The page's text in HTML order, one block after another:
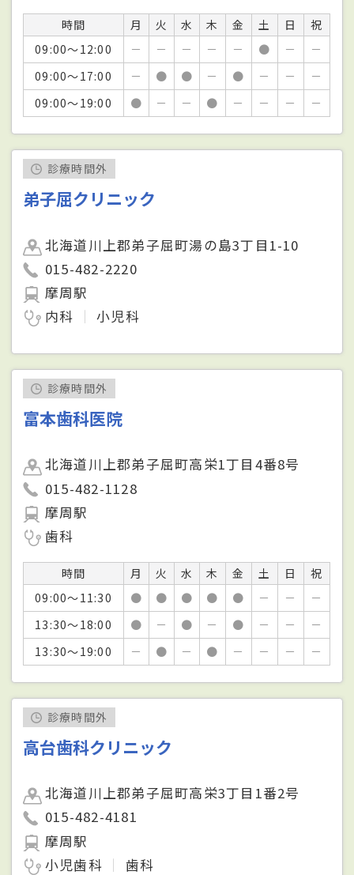
時間 月 火 水 木 金 土 日
祝
09:00～12:00
－ － － － － ● －
－
09:00～17:00
－ ● ● － ● － －
－
09:00～19:00
● － － ● － － － －
診療時間外
弟子屈クリニック
北海道川上郡弟子屈町湯の島3丁目1-10
015-482-2220
摩周駅
内科
小児科
診療時間外
富本歯科医院
北海道川上郡弟子屈町高栄1丁目4番8号
015-482-1128
摩周駅
歯科
時間 月 火 水 木 金 土 日
祝
09:00～11:30
● ● ● ● ● － －
－
13:30～18:00
● － ● － ● － －
－
13:30～19:00
－ ● － ● － － － －
診療時間外
高台歯科クリニック
北海道川上郡弟子屈町高栄3丁目1番2号
015-482-4181
摩周駅
小児歯科
歯科